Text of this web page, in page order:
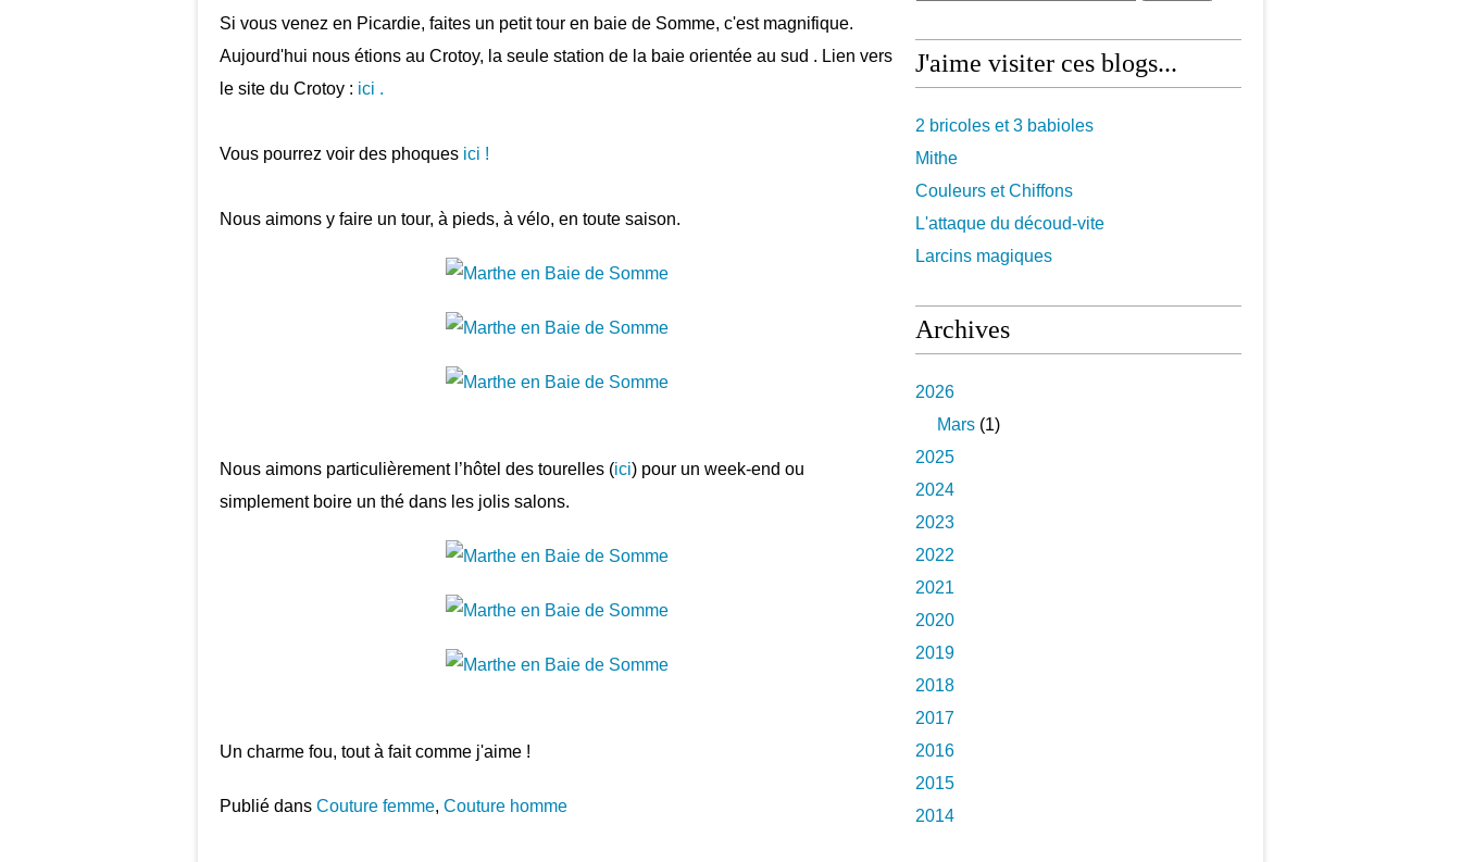
Si vous venez en Picardie, faites un petit tour en baie de Somme, c'est magnifique.
Aujourd'hui nous étions au Crotoy, la seule station de la baie orientée au sud . Lien vers
le site du Crotoy : ici .
Vous pourrez voir des phoques ici !
Nous aimons y faire un tour, à pieds, à vélo, en toute saison.
Nous aimons particulièrement l’hôtel des tourelles (ici) pour un week-end ou
simplement boire un thé dans les jolis salons.
Un charme fou, tout à fait comme j'aime !
Publié dans Couture femme, Couture homme
J'aime visiter ces blogs...
2 bricoles et 3 babioles
Mithe
Couleurs et Chiffons
L'attaque du découd-vite
Larcins magiques
Archives
2026
Mars (1)
2025
2024
2023
2022
2021
2020
2019
2018
2017
2016
2015
2014